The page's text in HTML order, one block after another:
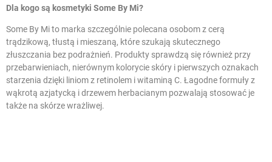
Dla kogo są kosmetyki Some By Mi?
Some By Mi to marka szczególnie polecana osobom z cerą
trądzikową, tłustą i mieszaną, które szukają skutecznego
złuszczania bez podrażnień. Produkty sprawdzą się również przy
przebarwieniach, nierównym kolorycie skóry i pierwszych oznakach
starzenia dzięki liniom z retinolem i witaminą C. Łagodne formuły z
wąkrotą azjatycką i drzewem herbacianym pozwalają stosować je
także na skórze wrażliwej.